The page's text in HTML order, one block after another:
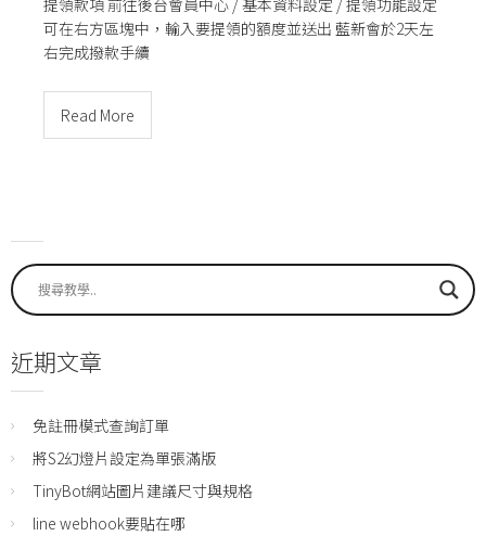
提領款項 前往後台會員中心 / 基本資料設定 / 提領功能設定
可在右方區塊中，輸入要提領的額度並送出 藍新會於2天左
右完成撥款手續
Read More
近期文章
免註冊模式查詢訂單
將S2幻燈片設定為單張滿版
TinyBot網站圖片建議尺寸與規格
line webhook要貼在哪